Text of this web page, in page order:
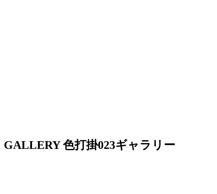
GALLERY 色打掛023ギャラリー